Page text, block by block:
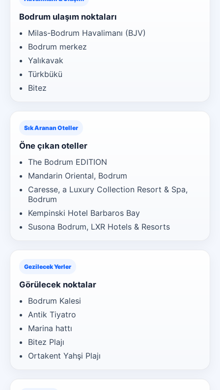
Bodrum ulaşım noktaları
Milas-Bodrum Havalimanı (BJV)
Bodrum merkez
Yalıkavak
Türkbükü
Bitez
Sık Aranan Oteller
Öne çıkan oteller
The Bodrum EDITION
Mandarin Oriental, Bodrum
Caresse, a Luxury Collection Resort & Spa,
Bodrum
Kempinski Hotel Barbaros Bay
Susona Bodrum, LXR Hotels & Resorts
Gezilecek Yerler
Görülecek noktalar
Bodrum Kalesi
Antik Tiyatro
Marina hattı
Bitez Plajı
Ortakent Yahşi Plajı